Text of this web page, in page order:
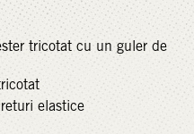
tricotat cu un guler de
elastice